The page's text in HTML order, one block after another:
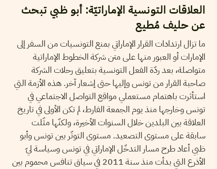
العلاقات التونسية الإماراتيّة: أبو ظبي تبحث
عن حليف مُطيع
ما تزال ارتدادات القرار الإماراتي بمنع التونسيات من السفر إلى
الإمارات أو العبور منها على متن شركة الخطوط الإماراتية
متواصلة، بعد ردّة الفعل التونسية بتعليق رحلات الشركة
صاحبة القرار من تونس وإليها حتى إشعار آخر. هذه الأزمة التي
استأثرت باهتمام مستعملي مواقع التواصل الاجتماعي في
تونس وخارجها منذ يوم الجمعة الفارط، لم تكن الأولى في تاريخ
العلاقة بين البلدين خلال السنوات الأخيرة، ولكنّها مثّلت
سابقة على مستوى التصعيد. مستوى التوتّر بين تونس وأبو
ظبي أعاد طرح مسار التدخّل الإماراتي في تونس وسياسة ليّ
الأذرع التي بدأت منذ سنة 2011 في سياق تنافس محموم بين